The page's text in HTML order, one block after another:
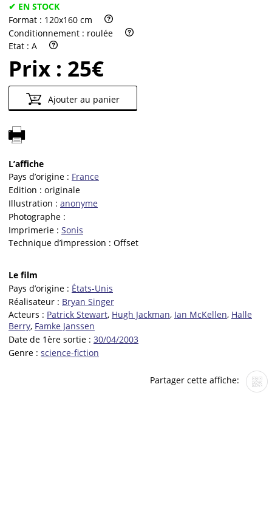
✔ EN STOCK
Format : 120x160 cm
Conditionnement : roulée
Etat : A
Prix : 25€
Ajouter au panier
L’affiche
Pays d’origine : France
Edition : originale
Illustration : anonyme
Photographe :
Imprimerie : Sonis
Technique d’impression : Offset
Le film
Pays d’origine : États-Unis
Réalisateur : Bryan Singer
Acteurs : Patrick Stewart, Hugh Jackman, Ian McKellen, Halle
Berry, Famke Janssen
Date de 1ère sortie : 30/04/2003
Genre : science-fiction
Partager cette affiche: